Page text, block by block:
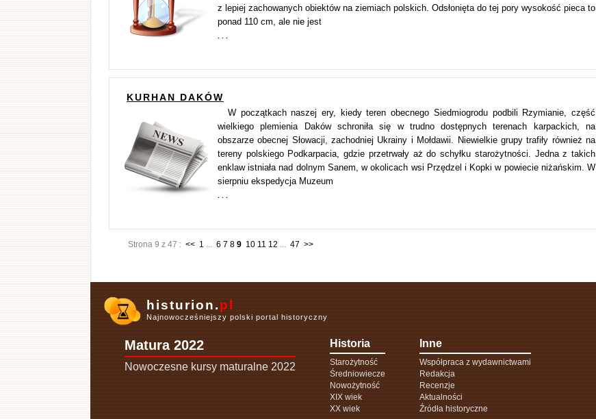
z lepiej zachowanych obiektów na ziemiach polskich. Odsłonięta do tej pory wysokość pieca to
ponad 110 cm, ale nie jest
KURHAN DAKÓW
W początkach naszej ery, kiedy teren obecnego Siedmiogrodu podbili Rzymianie, część
wielkiego plemienia Daków schroniła się w trudno dostępnych terenach karpackich, na
obszarze obecnej Słowacji, zachodniej Ukrainy i Mołdawii. Niewielkie grupy trafiły również na
tereny polskiego Podkarpacia, gdzie przetrwały aż do schyłku starożytności. Jedna z takich
enklaw istniała nad dolnym Sanem, w okolicach wsi Przędzel i Kopki w powiecie niżańskim. W
sierpniu ekspedycja Muzeum
Strona 9 z 47 : << 1 ... 6 7 8 9 10 11 12 ... 47 >>
histurion.pl
Najnowocześniejszy polski portal historyczny
Matura 2022
Nowoczesne kursy maturalne 2022
Historia
Starożytność
Średniowiecze
Nowożytność
XIX wiek
XX wiek
Inne
Współpraca z wydawnictwami
Redakcja
Recenzje
Aktualności
Źródła historyczne